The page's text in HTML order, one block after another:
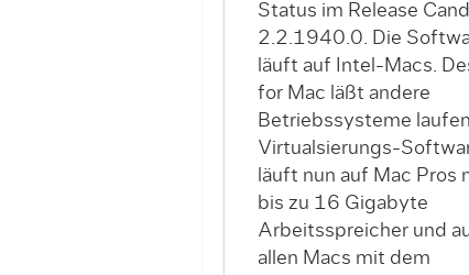
Status im Release
2.2.1940.0. Die
läuft auf Intel-Macs.
for Mac läßt andere
Betriebssysteme
Virtualsierungs-
läuft nun auf Mac Pros
bis zu 16 Gigabyte
Arbeitsspreicher und
allen Macs mit dem